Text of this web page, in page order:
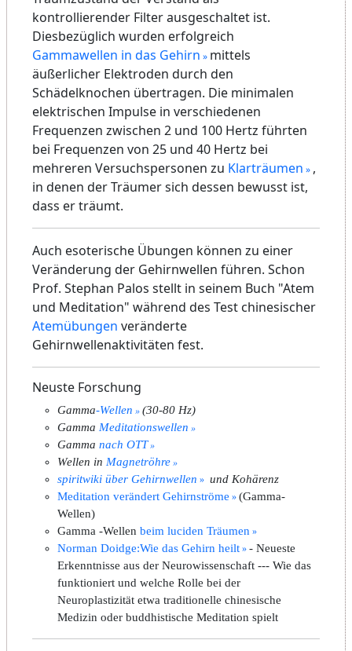
kontrollierender Filter ausgeschaltet ist.
Diesbezüglich wurden erfolgreich
Gammawellen in das Gehirn
mittels
äußerlicher Elektroden durch den
Schädelknochen übertragen. Die minimalen
elektrischen Impulse in verschiedenen
Frequenzen zwischen 2 und 100 Hertz führten
bei Frequenzen von 25 und 40 Hertz bei
mehreren Versuchspersonen zu Klarträumen
,
in denen der Träumer sich dessen bewusst ist,
dass er träumt.
Auch esoterische Übungen können zu einer
Veränderung der Gehirnwellen führen. Schon
Prof. Stephan Palos stellt in seinem Buch "Atem
und Meditation" während des Test chinesischer
Atemübungen veränderte
Gehirnwellenaktivitäten fest.
Neuste Forschung
Gamma-Wellen
(30-80 Hz)
Gamma Meditationswellen
Gamma nach OTT
Wellen in Magnetröhre
spiritwiki über Gehirnwellen
und Kohärenz
Meditation verändert Gehirnströme
(Gamma-
Wellen)
Gamma -Wellen beim luciden Träumen
Norman Doidge:Wie das Gehirn heilt
- Neueste
Erkenntnisse aus der Neurowissenschaft --- Wie das
funktioniert und welche Rolle bei der
Neuroplastizität etwa traditionelle chinesische
Medizin oder buddhistische Meditation spielt